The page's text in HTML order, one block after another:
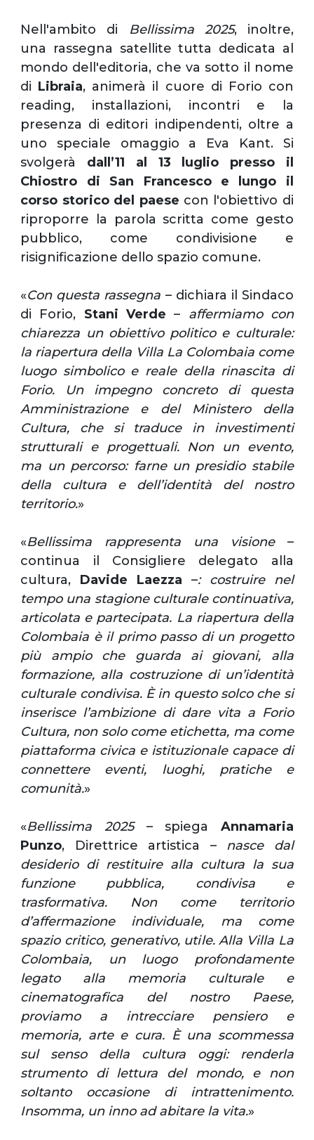
Nell'ambito di Bellissima 2025, inoltre,
una rassegna satellite tutta dedicata al
mondo dell'editoria, che va sotto il nome
di Libraia, animerà il cuore di Forio con
reading, installazioni, incontri e la
presenza di editori indipendenti, oltre a
uno speciale omaggio a Eva Kant. Si
svolgerà dall’11 al 13 luglio presso il
Chiostro di San Francesco e lungo il
corso storico del paese con l'obiettivo di
riproporre la parola scritta come gesto
pubblico, come condivisione e
risignificazione dello spazio comune.
«Con questa rassegna – dichiara il Sindaco
di Forio, Stani Verde – affermiamo con
chiarezza un obiettivo politico e culturale:
la riapertura della Villa La Colombaia come
luogo simbolico e reale della rinascita di
Forio. Un impegno concreto di questa
Amministrazione e del Ministero della
Cultura, che si traduce in investimenti
strutturali e progettuali. Non un evento,
ma un percorso: farne un presidio stabile
della cultura e dell’identità del nostro
territorio.»
«Bellissima rappresenta una visione–
continua il Consigliere delegato alla
cultura, Davide Laezza –: costruire nel
tempo una stagione culturale continuativa,
articolata e partecipata. La riapertura della
Colombaia è il primo passo di un progetto
più ampio che guarda ai giovani, alla
formazione, alla costruzione di un’identità
culturale condivisa. È in questo solco che si
inserisce l’ambizione di dare vita a Forio
Cultura, non solo come etichetta, ma come
piattaforma civica e istituzionale capace di
connettere eventi, luoghi, pratiche e
comunità.»
«Bellissima 2025– spiega Annamaria
Punzo, Direttrice artistica – nasce dal
desiderio di restituire alla cultura la sua
funzione pubblica, condivisa e
trasformativa. Non come territorio
d’affermazione individuale, ma come
spazio critico, generativo, utile. Alla Villa La
Colombaia, un luogo profondamente
legato alla memoria culturale e
cinematografica del nostro Paese,
proviamo a intrecciare pensiero e
memoria, arte e cura. È una scommessa
sul senso della cultura oggi: renderla
strumento di lettura del mondo, e non
soltanto occasione di intrattenimento.
Insomma, un inno ad abitare la vita.»